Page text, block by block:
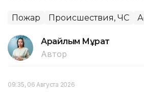
Пожар Происшествия, ЧС
Арайлым Мұрат
Автор
09:35, 06 Августа 2026